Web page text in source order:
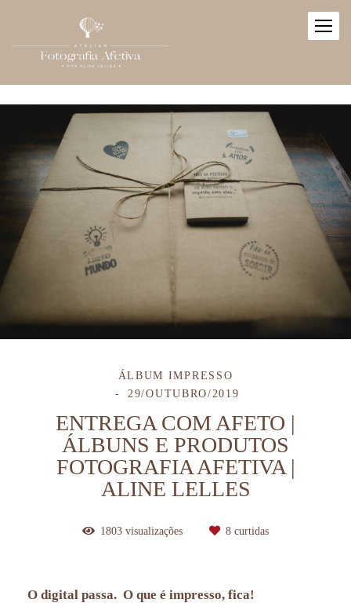
ÁLBUM IMPRESSO
29/OUTUBRO/2019
ENTREGA COM AFETO |
ÁLBUNS E PRODUTOS
FOTOGRAFIA AFETIVA |
ALINE LELLES
1803 visualizações 8 curtidas
O digital passa. O que é impresso, fica!